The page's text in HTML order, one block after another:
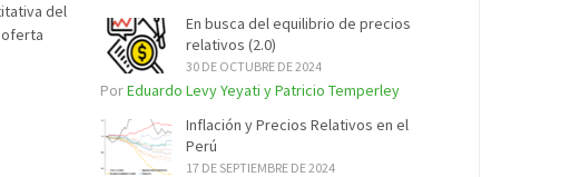
del
oferta
En busca del equilibrio de precios
relativos (2.0)
30 DE OCTUBRE DE 2024
PorEduardo Levy Yeyati y Patricio Temperley
Inflación y Precios Relativos en el
Perú
17 DE SEPTIEMBRE DE 2024